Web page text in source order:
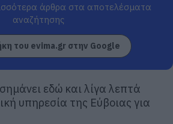
άρθρα στα αποτελέσματα
αναζήτησης
του evima.gr στην Google
εδώ και λίγα λεπτά
υπηρεσία της Εύβοιας για